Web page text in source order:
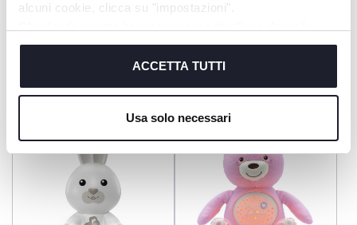
alcuni cookie, clicca su "impostazioni".
cookie tecnici, indispensabili per fruire del servizio
ACCETTA TUTTI
Usa solo necessari
+ COLORI + COLORI